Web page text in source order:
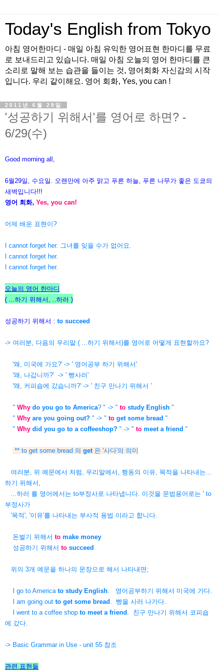
Today's English from Tokyo
아침 영어한마디 - 매일 아침 유익한 영어표현 한마디를 무료
로 보내드리고 있습니다. 매일 아침 오늘의 영어 한마디를 큰
소리로 말해 보는 습관을 들이는 것, 영어회화 자신감의 시작
입니다. 우리 같이해요. 영어 회화, Yes, you can !
2011년 6월 29일
'성공하기 위해서'를 영어로 하면? -
6/29(수)
Good morning all,
6월29일, 수요일. 오랜만에 아주 맑고 푸른 하늘, 푸른 나무가 좋은 도쿄의
새벽입니다!!!
영어 회화, Yes, you can!
어제 배운 표현이?
I cannot forget her. 그녀를 잊을 수가 없어요.
I cannot forget her.
I cannot forget her.
오늘의 영어 한마디
( ...하기 위해서, ..하러 )
성공하기 위해서 : to succeed
-> 여러분, 다음의 우리말 ( ...하기 위해서)를 영어로 어떻게 표현할까요?
'왜, 미국에 가요?' -> ' 영어공부 하기 위해서'
'왜, 나갑니까?' -> ' 빵사러'
'왜, 커피숍에 갔습니까?' -> ' 친구 만나기 위해서 '
" Why do you go to America? " -> " to study English "
" Why are you going out? " -> " to get some bread ."
" Why did you go to a coffeeshop? " -> " to meet a friend "
** to get some bread 의 get 은 '사다'의 의미
여러분, 위 예문에서 처럼, 우리말에서, 행동의 이유, 목적을 나타내는...
하기 위해서,
...하러 를 영어에서는 to부정사로 나타냅니다. 이것을 문법용어로는 ' to
부정사가
'목적', '이유'를 나타내는 부사적 용법 이라고 합니다.
돈벌기 위해서 to make money
성공하기 위해서 to succeed
위의 3개 예문을 하나의 문장으로 해서 나타내면;
I go to America to study English . 영어공부하기 위해서 미국에 가다.
I am going out to get some bread
. 빵을 사러 나가다.
I went to a coffee shop to meet a friend
. 친구 만나기 위해서 코피숍
에 갔다
-> Basic Grammar in Use - unit 55 참조
관련 표현들